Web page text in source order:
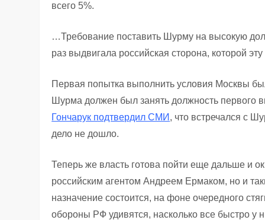
всего 5%.
…Требование поставить Шурму на высокую
раз выдвигала российская сторона, которой
Первая попытка выполнить условия Москвы
Шурма должен был занять должность первого
Гончарук подтвердил СМИ , что встречался с
дело не дошло.
Теперь же власть готова пойти еще дальше и
российским агентом Андреем Ермаком, но и
назначение состоится, на фоне очередного
обороны РФ удивятся, насколько все быстро у